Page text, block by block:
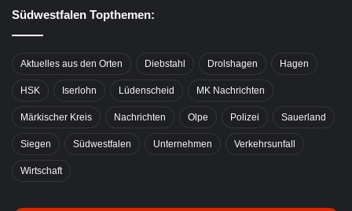
Südwestfalen Topthemen:
Aktuelles aus den Orten Diebstahl Drolshagen Hagen
HSK Iserlohn Lüdenscheid MK Nachrichten
Märkischer Kreis Nachrichten Olpe Polizei Sauerland
Siegen Südwestfalen Unternehmen Verkehrsunfall
Wirtschaft